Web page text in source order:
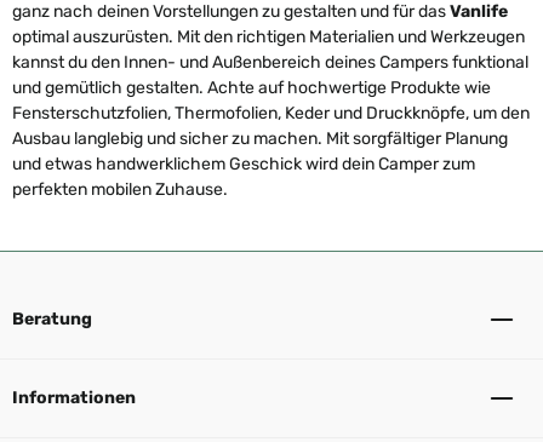
ganz nach deinen Vorstellungen zu gestalten und für dasVanlife
optimal auszurüsten. Mit den richtigen Materialien und Werkzeugen
kannst du den Innen- und Außenbereich deines Campers funktional
und gemütlich gestalten. Achte auf hochwertige Produkte wie
Fensterschutzfolien, Thermofolien, Keder und Druckknöpfe, um den
Ausbau langlebig und sicher zu machen. Mit sorgfältiger Planung
und etwas handwerklichem Geschick wird dein Camper zum
perfekten mobilen Zuhause.
Beratung
Informationen